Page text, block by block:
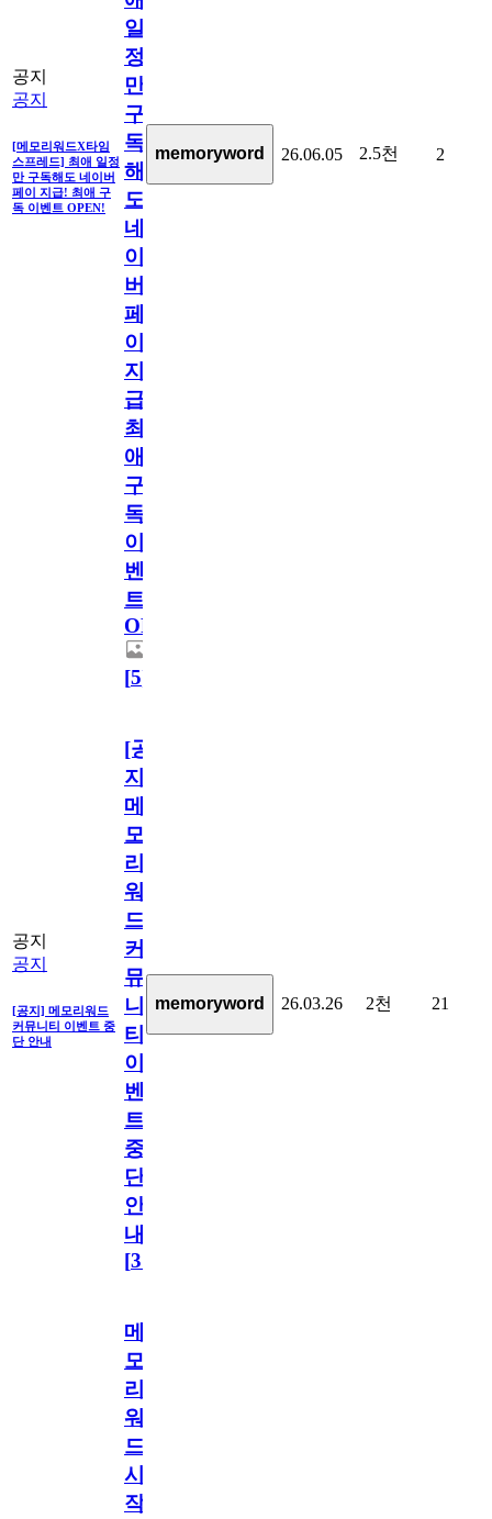
공지
공지
[메모리워드X타임
스프레드] 최애 일정
만 구독해도 네이버
페이 지급! 최애 구
독 이벤트 OPEN!
일
정
만
구
독
해
도
네
이
버
페
이
지
급!
최
애
구
독
이
벤
트
OPEN!
[5]
memoryword 26.06.05 2.5천 2
공지
공지
[공지] 메모리워드
커뮤니티 이벤트 중
단 안내
[공
지]
메
모
리
워
드
커
뮤
니
티
이
벤
트
중
단
안
내
[31
memoryword 26.03.26 2천 21
메
모
리
워
드
시
작